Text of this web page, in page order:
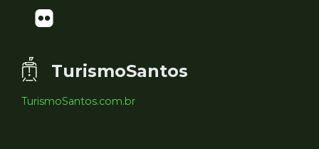
TurismoSantos
TurismoSantos.com.br